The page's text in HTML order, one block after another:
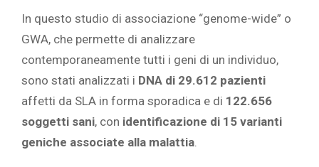
In questo studio di associazione “genome-wide” o
GWA, che permette di analizzare
contemporaneamente tutti i geni di un individuo,
sono stati analizzati i DNA di 29.612 pazienti
affetti da SLA in forma sporadica e di 122.656
soggetti sani, con identificazione di 15 varianti
geniche associate alla malattia.